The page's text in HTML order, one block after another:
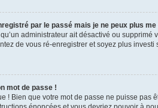
par le passé mais je ne peux plus
administrateur ait désactivé ou
de vous ré-enregistrer et soyez plus investi
mot de passe !
! Bien que votre mot de passe ne puisse